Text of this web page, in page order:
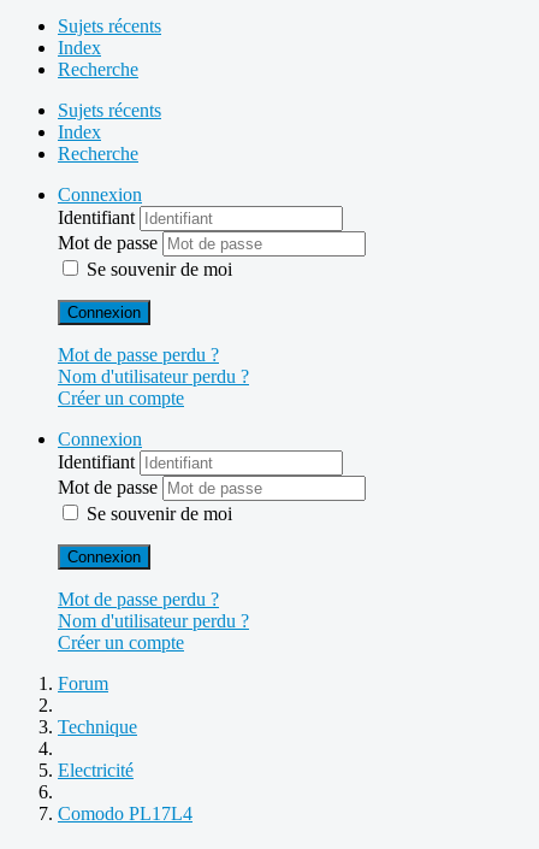
Sujets récents
Index
Recherche
Sujets récents
Index
Recherche
Connexion
Identifiant
Mot de passe
Se souvenir de moi
Connexion
Mot de passe perdu ?
Nom d'utilisateur perdu ?
Créer un compte
Connexion
Identifiant
Mot de passe
Se souvenir de moi
Connexion
Mot de passe perdu ?
Nom d'utilisateur perdu ?
Créer un compte
Forum
Technique
Electricité
Comodo PL17L4